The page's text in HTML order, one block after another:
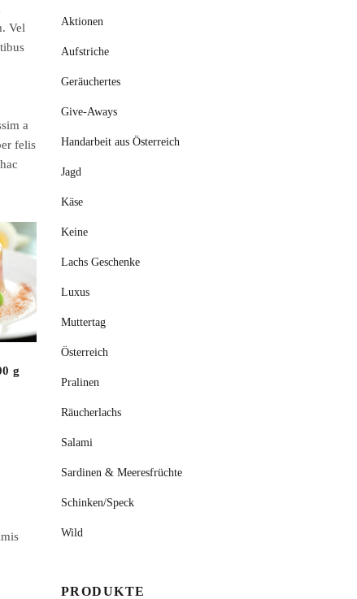
Vel
a
felis
g
63,60
Aktionen
Aufstriche
Geräuchertes
Give-Aways
Handarbeit aus Österreich
Jagd
Käse
Keine
Lachs Geschenke
Luxus
Muttertag
Österreich
Pralinen
Räucherlachs
Salami
Sardinen & Meeresfrüchte
Schinken/Speck
Wild
PRODUKTE